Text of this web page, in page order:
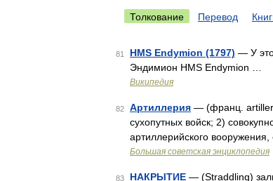
Толкование Перевод
81 HMS Endymion (1797) — У
Эндимион HMS Endymion …
Википедия
82 Артиллерия — (франц.
сухопутных войск; 2)
артиллерийского
Большая советская энциклопедия
83 НАКРЫТИЕ — (Straddling)